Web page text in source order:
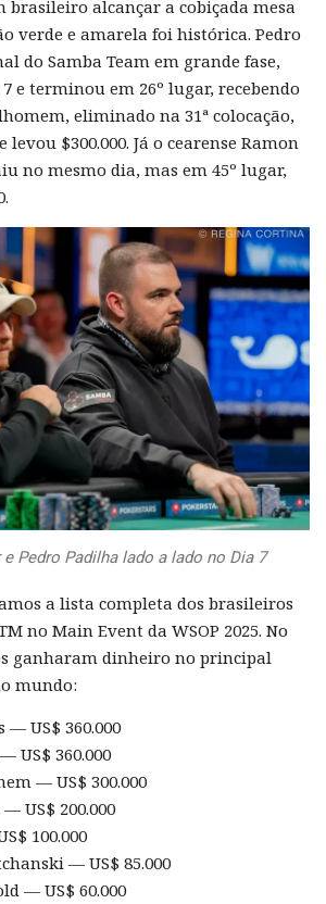
brasileiro alcançar a cobiçada mesa
verde e amarela foi histórica. Pedro
do Samba Team em grande fase,
e terminou em 26º lugar, recebendo
eliminado na 31ª colocação,
levou $300.000. Já o cearense Ramon
no mesmo dia, mas em 45º lugar,
e Pedro Padilha lado a lado no Dia 7
a lista completa dos brasileiros
no Main Event da WSOP 2025. No
ganharam dinheiro no principal
mundo:
— US$ 360.000
US$ 360.000
— US$ 300.000
US$ 200.000
100.000
— US$ 85.000
— US$ 60.000